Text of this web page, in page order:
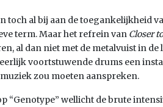
al bij aan de toegankelijkheid
term. Maar het refrein van Closer
al dan niet met de metalvuist in de
voortstuwende drums een
zou moeten aanspreken.
“Genotype” wellicht de brute